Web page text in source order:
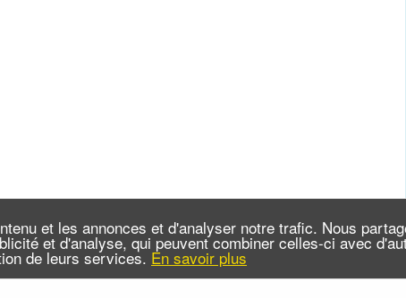
et les annonces et d'analyser notre trafic. Nous
et d'analyse, qui peuvent combiner celles-ci avec
de leurs services. En savoir plus